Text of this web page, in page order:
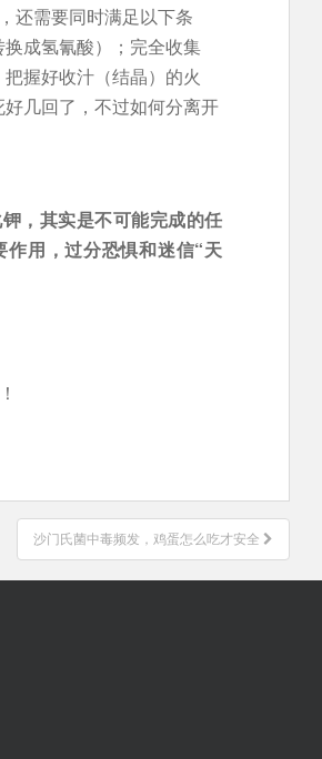
还需要同时满足以下条
成氢氰酸）；完全收集
握好收汁（结晶）的火
几回了，不过如何分离开
，其实是不可能完成的任
用，过分恐惧和迷信“天
沙门氏菌中毒频发，鸡蛋怎么吃才安全